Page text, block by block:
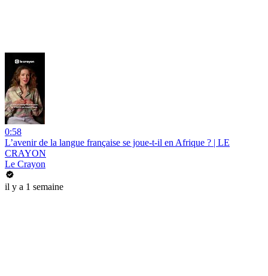
0:58
L’avenir de la langue française se joue-t-il en Afrique ? | LE
CRAYON
Le Crayon
il y a 1 semaine